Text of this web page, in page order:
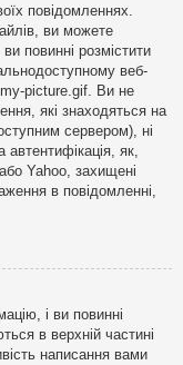
повідомленнях.
ви можете
повинні розмістити
веб-
picture.gif. Ви не
які знаходяться на
сервером), ні
як,
Yahoo, захищені
в повідомленні,
і ви повинні
в верхній частині
написання вами